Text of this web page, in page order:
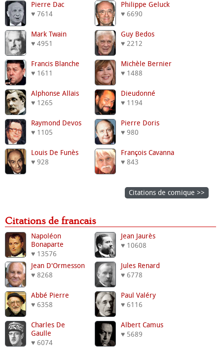
Pierre Dac
♥ 7614
Philippe Geluck
♥ 6690
Mark Twain
♥ 4951
Guy Bedos
♥ 2212
Francis Blanche
♥ 1611
Michèle Bernier
♥ 1488
Alphonse Allais
♥ 1265
Dieudonné
♥ 1194
Raymond Devos
♥ 1105
Pierre Doris
♥ 980
Louis De Funès
♥ 928
François Cavanna
♥ 843
Citations de comique >>
Citations de francais
Napoléon
Bonaparte
♥ 13576
Jean Jaurès
♥ 10608
Jean D'Ormesson
♥ 8268
Jules Renard
♥ 6778
Abbé Pierre
♥ 6358
Paul Valéry
♥ 6116
Charles De
Gaulle
♥ 6074
Albert Camus
♥ 5689